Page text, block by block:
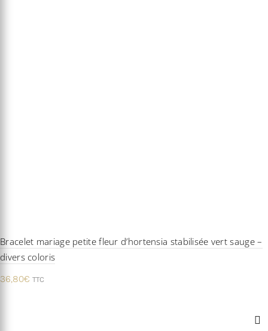
Bracelet mariage petite fleur d’hortensia stabilisée vert sauge –
divers coloris
36,80€ TTC